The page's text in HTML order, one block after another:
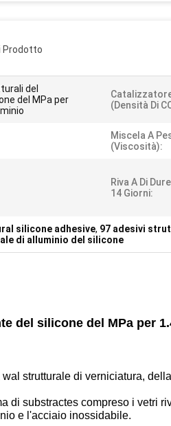
Prodotto
del
del MPa per
(densità Di
Miscela A
(viscosità):
Riva A Di
14 Giorni:
silicone adhesive, 97 adesivi
di alluminio del silicone
del silicone del MPa per
strutturale di verniciatura,
di substractes compreso i vetri
e l'acciaio inossidabile.